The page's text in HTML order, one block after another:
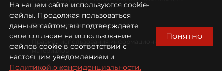
18+
Политика конфиденциальности
Правила использования информационных
материалов
Охрана труда
На нашем сайте используются cookie-
файлы. Продолжая пользоваться
данным сайтом, вы подтверждаете
свое согласие на использование
файлов cookie в соответствии с
настоящим уведомлением и
Политикой о конфиденциальности.
Понятно